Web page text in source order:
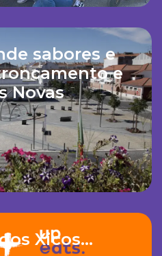
sabores e
e
Novas
Xicos…